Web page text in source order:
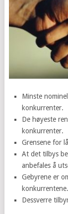
Minste
konkurrenter.
De høyeste
konkurrenter.
Grensene for
At det tilbys
anbefales å
Gebyrene er
konkurrentene.
Dessverre